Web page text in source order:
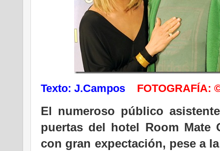
Texto: J.Campos FOTOGRAFÍA:
El numeroso público
puertas del hotel Room Mate
con gran expectación, pese a